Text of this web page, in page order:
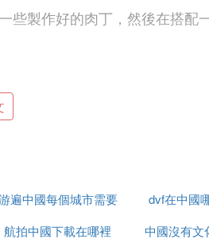
製作好的肉丁，然後在搭配
遍中國每個城市需要
多久
dvf在中國
航拍中國下載在哪裡 中國沒有文